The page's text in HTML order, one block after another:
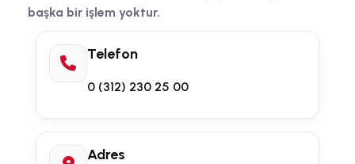
başka bir işlem yoktur.
Telefon
0 (312) 230 25 00
Adres